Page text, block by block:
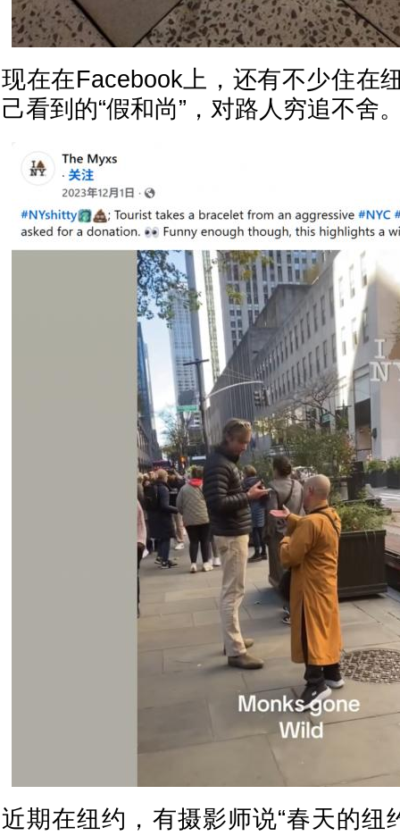
现在在Facebook上，还有不少住在
己看到的“假和尚”，对路人穷追不舍
近期在纽约，有摄影师说“春天的纽